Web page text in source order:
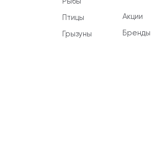
Птицы
Грызуны
Акции
Бренды